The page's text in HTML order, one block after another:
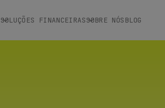
SOLUÇÕES FINANCEIRASSOBRE NÓS BLOG